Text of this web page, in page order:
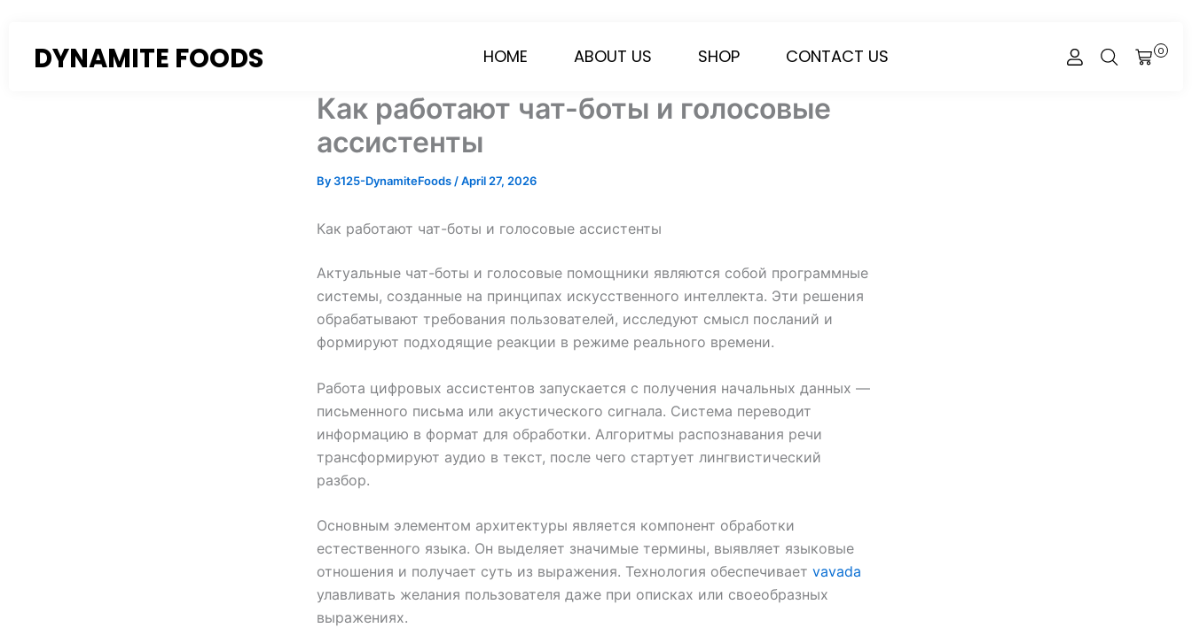
contentDYNAMITE FOODS HOME ABOUT US SHOP CONTACT US 0
CART
Как работают чат-боты и голосовые
ассистенты
By 3125-DynamiteFoods /April 27, 2026
Как работают чат-боты и голосовые ассистенты
Актуальные чат-боты и голосовые помощники являются собой программные
системы, созданные на принципах искусственного интеллекта. Эти решения
обрабатывают требования пользователей, исследуют смысл посланий и
формируют подходящие реакции в режиме реального времени.
Работа цифровых ассистентов запускается с получения начальных данных —
письменного письма или акустического сигнала. Система переводит
информацию в формат для обработки. Алгоритмы распознавания речи
трансформируют аудио в текст, после чего стартует лингвистический
разбор.
Основным элементом архитектуры является компонент обработки
естественного языка. Он выделяет значимые термины, выявляет языковые
отношения и получает суть из выражения. Технология обеспечивает vavada
улавливать желания пользователя даже при описках или своеобразных
выражениях.